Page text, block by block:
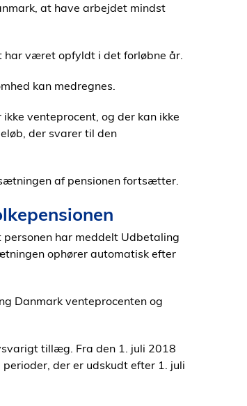
at have arbejdet mindst
været opfyldt i det forløbne år.
kan medregnes.
venteprocent, og der kan ikke
der svarer til den
af pensionen fortsætter.
har meddelt Udbetaling
ophører automatisk efter
Danmark venteprocenten og
tillæg. Fra den 1. juli 2018
der er udskudt efter 1. juli